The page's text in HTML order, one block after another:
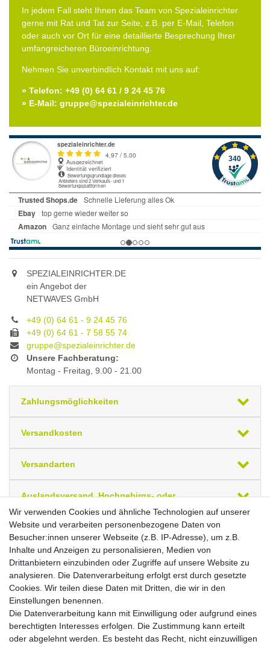
In jedem Fall steht Ihnen das Team von Spezialeinrichter
gerne mit Rat und Tat zur Seite, z.B. per E-Mail, Telefon
oder auch vor Ort für eine detaillierte Besprechung Ihrer
umfangreicheren Büroeinrichtung.
Nehmen Sie unverbindlich Kontakt mit uns auf:
» Telefon: +49 (0) 64 61 / 9 24 45 76
» E-Mail: gruppe@spezialeinrichter.de
SPEZIALEINRICHTER.DE
ein Angebot der
NETWAVES GmbH
+49 (0) 64 61 - 9 24 45 76
+49 (0) 64 61 - 7 58 55 74
gruppe@spezialeinrichter.de
Unsere Fachberatung:
Montag - Freitag, 9.00 - 21.00
Zahlungsmöglichkeiten
Versandkosten
Versandarten
Auslandsversand, Hochgebirgs- oder
Ihre zuletzt angesehenen Artikel
PC-Schreibtisch rechts höhenverstellbar, C Fuß
Blende optional, 2000x1000x680-820,
Buche/Silber
Brutto
Netto
In den Warenkorb
Wir verwenden Cookies und ähnliche Technologien auf unserer
Website und verarbeiten personenbezogene Daten von
Besucher:innen unserer Webseite (z.B. IP-Adresse), um z.B.
Inhalte und Anzeigen zu personalisieren, Medien von
Drittanbietern einzubinden oder Zugriffe auf unsere Website zu
analysieren. Die Datenverarbeitung erfolgt erst durch gesetzte
Cookies. Wir teilen diese Daten mit Dritten, die wir in den
Einstellungen benennen.
Die Datenverarbeitung kann mit Einwilligung oder aufgrund eines
berechtigten Interesses erfolgen. Die Zustimmung kann erteilt
oder abgelehnt werden. Es besteht das Recht, nicht einzuwilligen